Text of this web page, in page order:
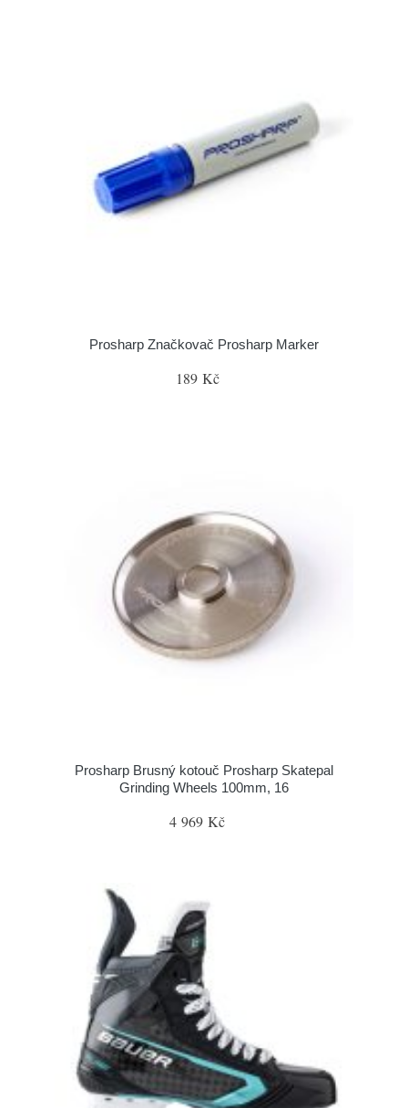
Prosharp Značkovač Prosharp Marker
189 Kč
Prosharp Brusný kotouč Prosharp Skatepal
Grinding Wheels 100mm, 16
4 969 Kč